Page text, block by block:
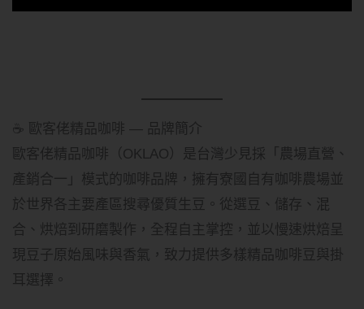
☕ 歐客佬精品咖啡 — 品牌簡介
歐客佬精品咖啡（OKLAO）是台灣少見採「農場直營、
產銷合一」模式的咖啡品牌，擁有寮國自有咖啡農場並
於世界各主要產區搜尋優質生豆。從選豆、儲存、混
合、烘焙到研磨製作，全程自主掌控，並以慢速烘焙呈
現豆子原始風味與香氣，致力提供多樣精品咖啡豆與掛
耳選擇。